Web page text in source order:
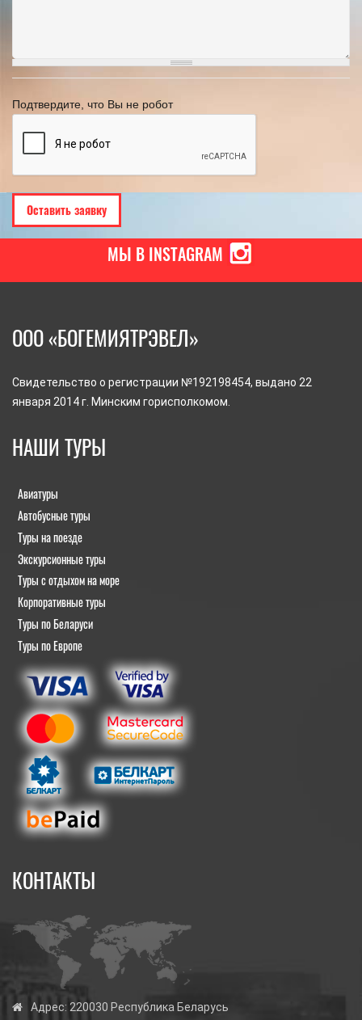
Подтвердите, что Вы не робот
МЫ В INSTAGRAM
ООО «БОГЕМИЯТРЭВЕЛ»
Свидетельство о регистрации №192198454, выдано 22
января 2014 г. Минским горисполкомом.
НАШИ ТУРЫ
Авиатуры
Автобусные туры
Туры на поезде
Экскурсионные туры
Туры с отдыхом на море
Корпоративные туры
Туры по Беларуси
Туры по Европе
КОНТАКТЫ
Адрес: 220030 Республика Беларусь